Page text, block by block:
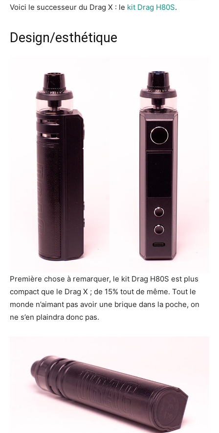
Voici le successeur du Drag X : le kit Drag H80S.
Design/esthétique
Première chose à remarquer, le kit Drag H80S est plus
compact que le Drag X ; de 15% tout de même. Tout le
monde n’aimant pas avoir une brique dans la poche, on
ne s’en plaindra donc pas.